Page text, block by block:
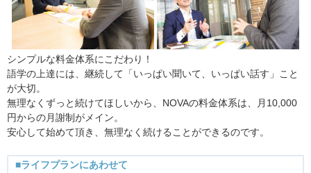
シンプルな料金体系にこだわり！
語学の上達には、継続して「いっぱい聞いて、いっぱい話す」こと
が大切。
無理なくずっと続けてほしいから、NOVAの料金体系は、月10,000
円からの月謝制がメイン。
安心して始めて頂き、無理なく続けることができるのです。
■ライフプランにあわせて